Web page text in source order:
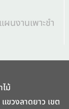
ม้
ขวงลาดยาว เขต